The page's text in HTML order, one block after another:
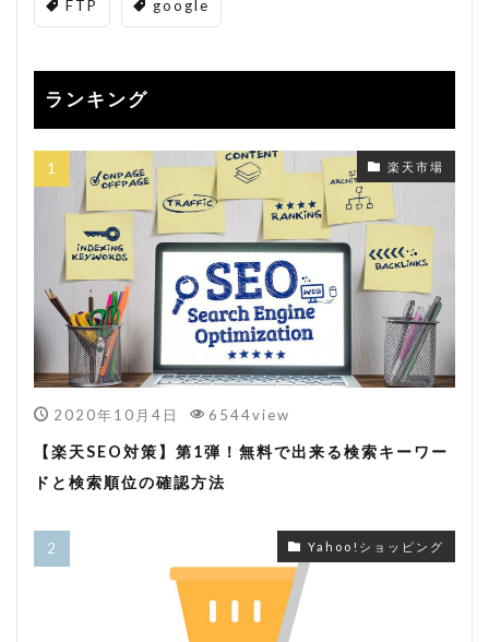
FTP google
ランキング
楽天市場
2020年10月4日 6544view
【楽天SEO対策】第1弾！無料で出来る検索キーワー
ドと検索順位の確認方法
Yahoo!ショッピング